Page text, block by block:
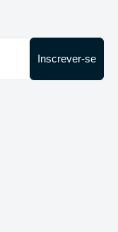
Inscrever-se